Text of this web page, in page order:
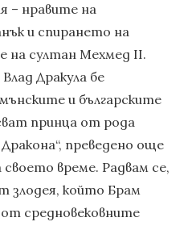
– нравите на
и спирането на
на султан Мехмед II.
Дракула бе
и българските
принца от рода
преведено още
своето време. Радвам се,
злодея, който Брам
средновековните